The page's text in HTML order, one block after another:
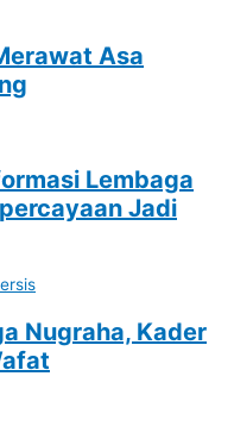
Asa
Lembaga
Jadi
Nugraha, Kader